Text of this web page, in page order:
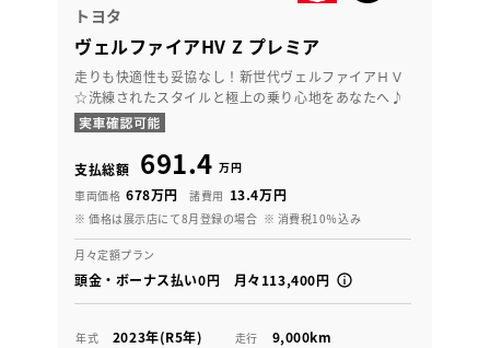
トヨタ
ヴェルファイアHV Z プレミア
走りも快適性も妥協なし！新世代ヴェルファイアＨＶ
☆洗練されたスタイルと極上の乗り心地をあなたへ♪
支払総額 691.4 万円
車両価格 678万円 諸費用 13.4万円
※ 価格は展示店にて8月登録の場合 ※ 消費税10％込み
月々定額プラン
頭金・ボーナス払い0円 月々113,400円
年式 2023年(R5年) 走行 9,000km